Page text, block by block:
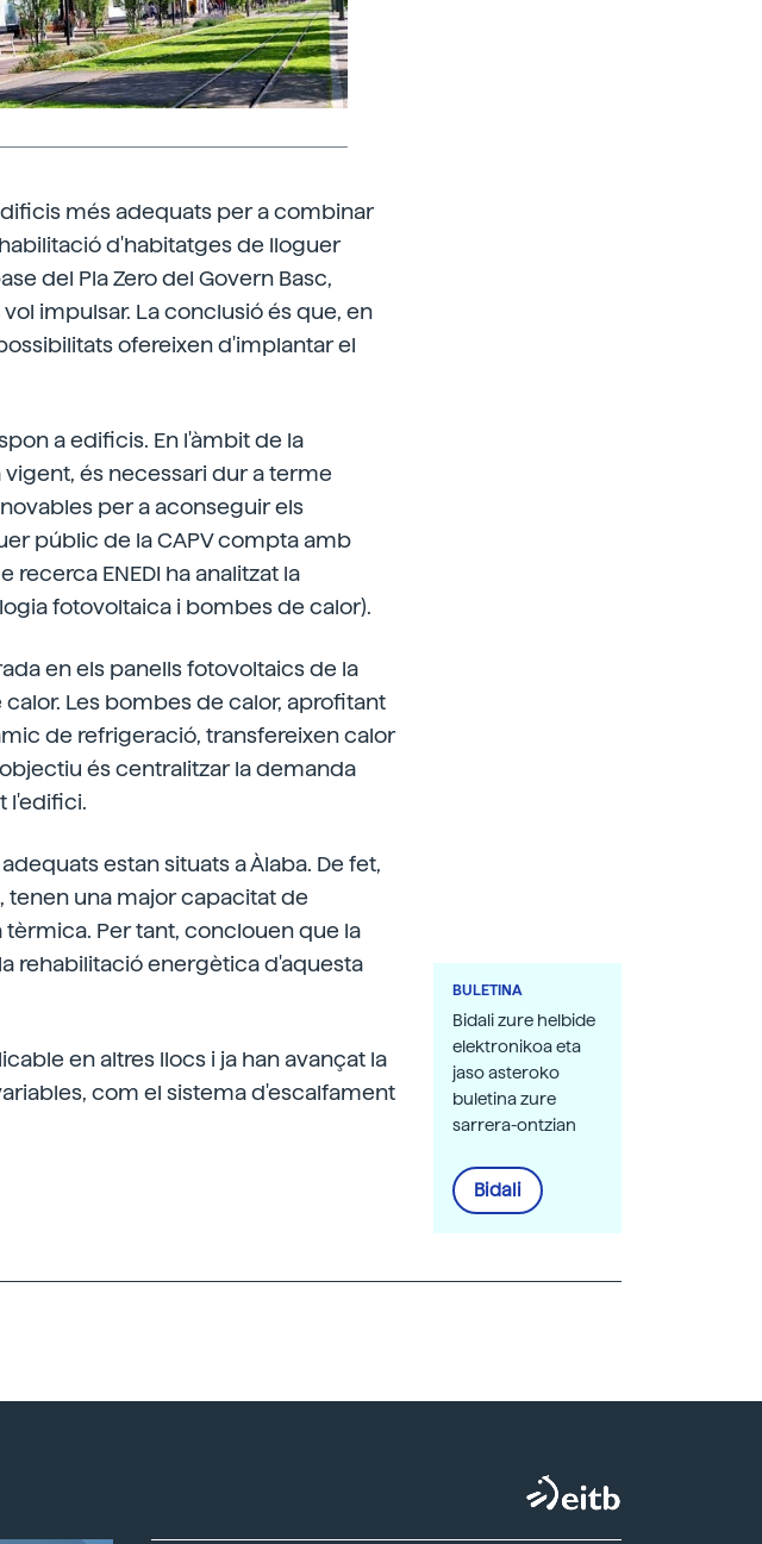
més adequats per a combinar
d'habitatges de lloguer
del Pla Zero del Govern Basc,
impulsar. La conclusió és que, en
ofereixen d'implantar el
a edificis. En l'àmbit de la
és necessari dur a terme
per a aconseguir els
públic de la CAPV compta amb
recerca ENEDI ha analitzat la
fotovoltaica i bombes de calor).
en els panells fotovoltaics de la
Les bombes de calor, aprofitant
de refrigeració, transfereixen calor
és centralitzar la demanda
l'edifici.
estan situats a Àlaba. De fet,
tenen una major capacitat de
Per tant, conclouen que la
rehabilitació energètica d'aquesta
en altres llocs i ja han avançat la
com el sistema d'escalfament
BULETINA
Bidali zure helbide
elektronikoa eta
jaso asteroko
buletina zure
sarrera-ontzian
Bidali